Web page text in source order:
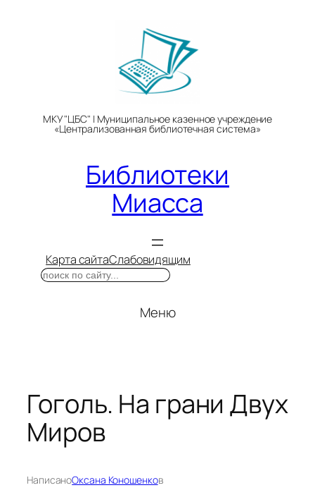
МКУ "ЦБС" | Муниципальное казенное учреждение
«Централизованная библиотечная система»
Библиотеки
Миасса
Карта сайтаСлабовидящим
Поиск
Меню
Гоголь. На грани Двух
Миров
НаписаноОксана Коношенков